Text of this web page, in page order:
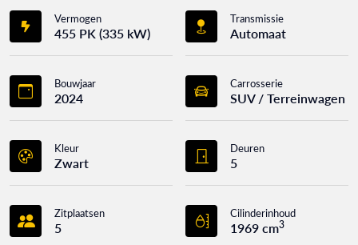
Vermogen
455 PK (335 kW)
Transmissie
Automaat
Bouwjaar
2024
Carrosserie
SUV / Terreinwagen
Kleur
Zwart
Deuren
5
Zitplaatsen
5
Cilinderinhoud
1969 cm3